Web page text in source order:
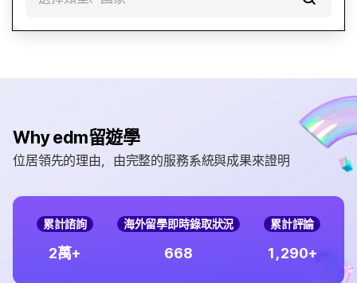
Why edm留遊學
位居領先的理由，由完整的服務系統與成果來證明
累計諮詢
2萬+
海外留學即時錄取狀況
668
累計評論
1 290+